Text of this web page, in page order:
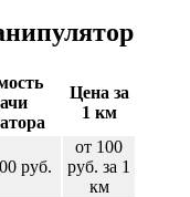
Цена за
1 км
руб.
от 100
руб. за 1
км